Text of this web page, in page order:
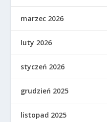
marzec 2026
luty 2026
styczeń 2026
grudzień 2025
listopad 2025